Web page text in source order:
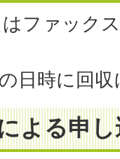
ファック
日時に回
よる申